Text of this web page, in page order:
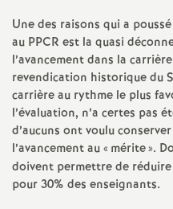
Une des raisons qui a
au PPCR est la quasi
l’avancement dans la
revendication historique du
carrière au rythme le plus
l’évaluation, n’a certes pas
d’aucuns ont voulu
l’avancement au «mérite».
doivent permettre de réduire
pour 30% des enseignants.